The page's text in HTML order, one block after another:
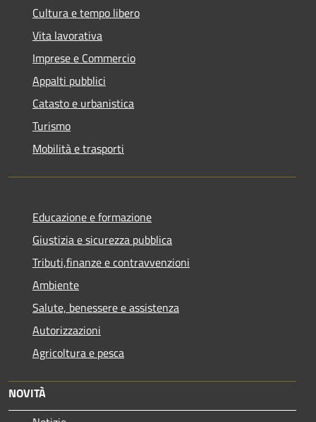
Cultura e tempo libero
Vita lavorativa
Imprese e Commercio
Appalti pubblici
Catasto e urbanistica
Turismo
Mobilità e trasporti
Educazione e formazione
Giustizia e sicurezza pubblica
Tributi,finanze e contravvenzioni
Ambiente
Salute, benessere e assistenza
Autorizzazioni
Agricoltura e pesca
NOVITÀ